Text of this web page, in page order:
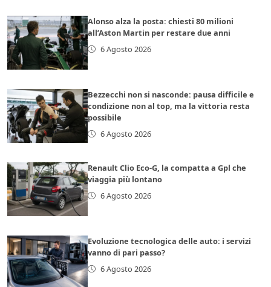
Alonso alza la posta: chiesti 80 milioni
all’Aston Martin per restare due anni
6 Agosto 2026
Bezzecchi non si nasconde: pausa difficile e
condizione non al top, ma la vittoria resta
possibile
6 Agosto 2026
Renault Clio Eco-G, la compatta a Gpl che
viaggia più lontano
6 Agosto 2026
Evoluzione tecnologica delle auto: i servizi
vanno di pari passo?
6 Agosto 2026